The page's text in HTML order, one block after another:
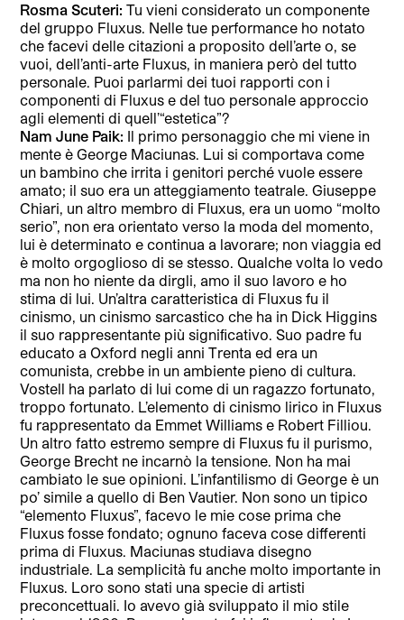
Rosma Scuteri:Tu vieni considerato un componente
del gruppo Fluxus. Nelle tue performance ho notato
che facevi delle citazioni a proposito dell’arte o, se
vuoi, dell’anti-arte Fluxus, in maniera però del tutto
personale. Puoi parlarmi dei tuoi rapporti con i
componenti di Fluxus e del tuo personale approccio
agli elementi di quell’“estetica”?
Nam June Paik: Il primo personaggio che mi viene in
mente è George Maciunas. Lui si comportava come
un bambino che irrita i genitori perché vuole essere
amato; il suo era un atteggiamento teatrale. Giuseppe
Chiari, un altro membro di Fluxus, era un uomo “molto
serio”, non era orientato verso la moda del momento,
lui è determinato e continua a lavorare; non viaggia ed
è molto orgoglioso di se stesso. Qualche volta lo vedo
ma non ho niente da dirgli, amo il suo lavoro e ho
stima di lui. Un’altra caratteristica di Fluxus fu il
cinismo, un cinismo sarcastico che ha in Dick Higgins
il suo rappresentante più signiﬁcativo. Suo padre fu
educato a Oxford negli anni Trenta ed era un
comunista, crebbe in un ambiente pieno di cultura.
Vostell ha parlato di lui come di un ragazzo fortunato,
troppo fortunato. L’elemento di cinismo lirico in Fluxus
fu rappresentato da Emmet Williams e Robert Filliou.
Un altro fatto estremo sempre di Fluxus fu il purismo,
George Brecht ne incarnò la tensione. Non ha mai
cambiato le sue opinioni. L’infantilismo di George è un
po’ simile a quello di Ben Vautier. Non sono un tipico
“elemento Fluxus”, facevo le mie cose prima che
Fluxus fosse fondato; ognuno faceva cose differenti
prima di Fluxus. Maciunas studiava disegno
industriale. La semplicità fu anche molto importante in
Fluxus. Loro sono stati una specie di artisti
preconcettuali. Io avevo già sviluppato il mio stile